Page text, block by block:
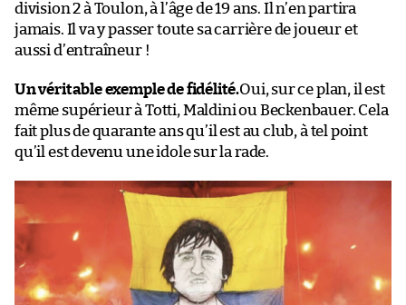
division 2 à Toulon, à l’âge de 19 ans. Il n’en partira
jamais. Il va y passer toute sa carrière de joueur et
aussi d’entraîneur !
Un véritable exemple de fidélité.Oui, sur ce plan, il est
même supérieur à Totti, Maldini ou Beckenbauer. Cela
fait plus de quarante ans qu’il est au club, à tel point
qu’il est devenu une idole sur la rade.